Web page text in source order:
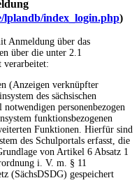
lplandb/index_login.php)
Anmeldung über das
über die unter 2.1
verarbeitet:
(Anzeigen verknüpfter
des sächsischen
personenbezogen
funktionsbezogenen
Funktionen. Hierfür sind
des Schulportals erfasst, die
von Artikel 6 Absatz 1
i. V. m. § 11
(SächsDSDG) gespeichert